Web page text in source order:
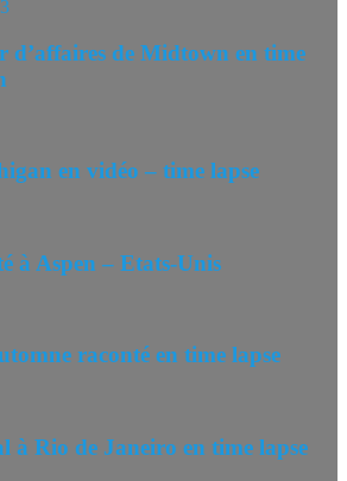
d’affaires de Midtown en time
en vidéo – time lapse
à Aspen – Etats-Unis
raconté en time lapse
à Rio de Janeiro en time lapse